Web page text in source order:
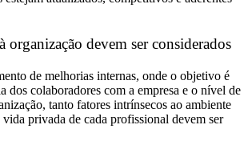
organização devem ser considerados
de melhorias internas, onde o objetivo é
dos colaboradores com a empresa e o nível de
tanto fatores intrínsecos ao ambiente
privada de cada profissional devem ser